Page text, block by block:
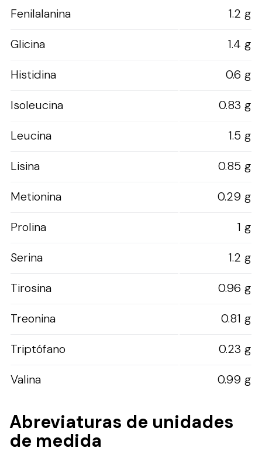
Fenilalanina
1.2 g
Glicina
1.4 g
Histidina
0.6 g
Isoleucina
0.83 g
Leucina
1.5 g
Lisina
0.85 g
Metionina
0.29 g
Prolina
1 g
Serina
1.2 g
Tirosina
0.96 g
Treonina
0.81 g
Triptófano
0.23 g
Valina
0.99 g
Abreviaturas de unidades
de medida